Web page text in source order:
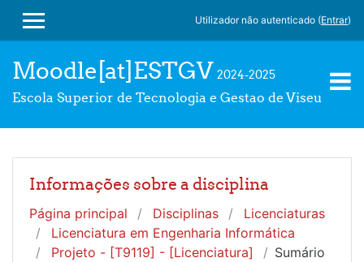
PAINEL LATERAL
Utilizador não autenticado (Entrar)
Moodle[at]ESTGV 2024-2025
Escola Superior de Tecnologia e Gestao de Viseu
Informações sobre a disciplina
Página principal Disciplinas
Licenciaturas
Licenciatura em Engenharia Informática
Projeto - [T9119] - [Licenciatura]
Sumário